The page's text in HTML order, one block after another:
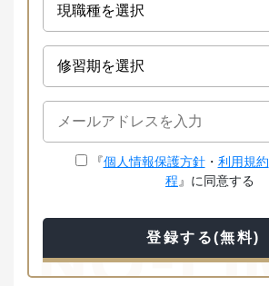
『個人情報保護方針・ 利用規約
程 』に同意する